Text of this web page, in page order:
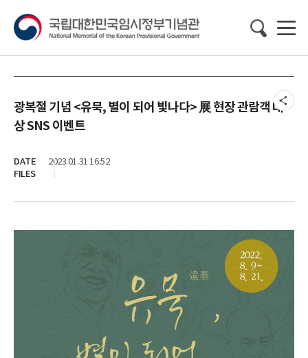
광복절 기념 <유묵, 별이 되어 빛나다> 展 현장 관람객 대
상 SNS 이벤트
DATE
2023.01.31 16:52
FILES